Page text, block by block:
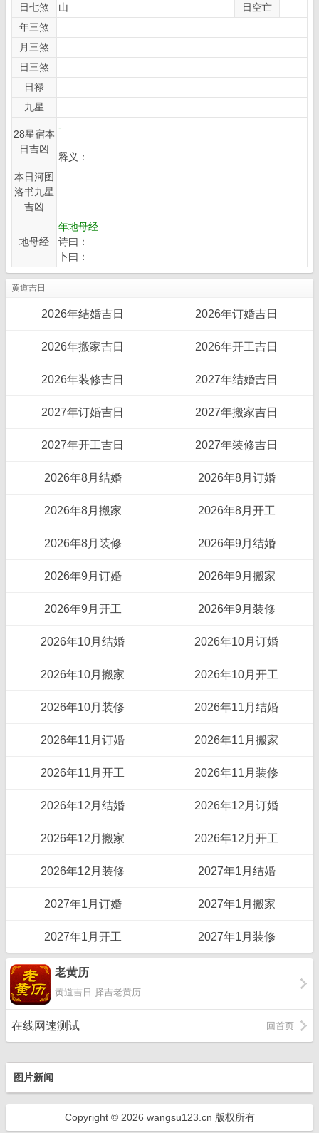
日七煞
山
日空亡
年三煞
月三煞
日三煞
日禄
九星
28星宿本
日吉凶
-
释义：
本日河图
洛书九星
吉凶
地母经
年地母经
诗曰：
卜曰：
黄道吉日
2026年结婚吉日 2026年订婚吉日
2026年搬家吉日 2026年开工吉日
2026年装修吉日 2027年结婚吉日
2027年订婚吉日 2027年搬家吉日
2027年开工吉日 2027年装修吉日
2026年8月结婚 2026年8月订婚
2026年8月搬家 2026年8月开工
2026年8月装修 2026年9月结婚
2026年9月订婚 2026年9月搬家
2026年9月开工 2026年9月装修
2026年10月结婚 2026年10月订婚
2026年10月搬家 2026年10月开工
2026年10月装修 2026年11月结婚
2026年11月订婚 2026年11月搬家
2026年11月开工 2026年11月装修
2026年12月结婚 2026年12月订婚
2026年12月搬家 2026年12月开工
2026年12月装修 2027年1月结婚
2027年1月订婚 2027年1月搬家
2027年1月开工 2027年1月装修
老黄历
黄道吉日 择吉老黄历
在线网速测试 回首页
图片新闻
Copyright © 2026 wangsu123.cn 版权所有